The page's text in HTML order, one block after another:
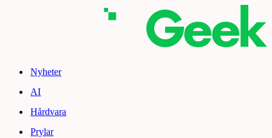
Nyheter
AI
Hårdvara
Prylar